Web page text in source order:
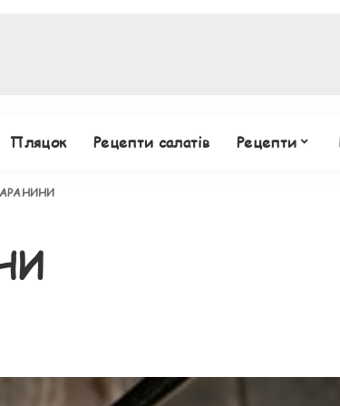
Пляцок Рецепти салатів Рецепти